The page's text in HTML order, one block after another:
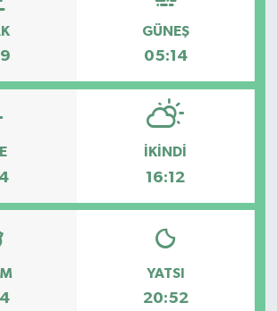
GÜNEŞ
05:14
İKINDI
16:12
YATSI
20:52